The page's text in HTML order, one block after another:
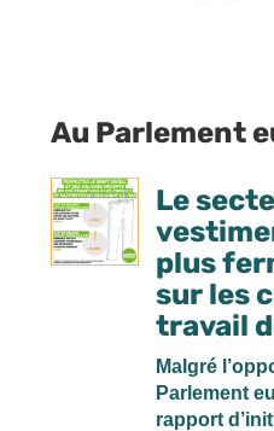
Au Parlement
Le
plus
sur les
travail
Malgré
Parlement
rapport